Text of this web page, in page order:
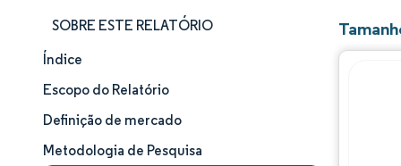
SOBRE ESTE RELATÓRIO
Tamanho e participação de mercado
Análise de mercado
Tendências e insights
Índice
Escopo do Relatório
Definição de mercado
Metodologia de Pesquisa